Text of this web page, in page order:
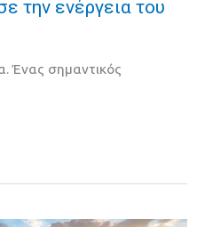
την ενέργεια του
Ένας σημαντικός